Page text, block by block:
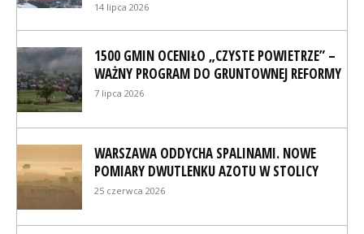
14 lipca 2026
1500 GMIN OCENIŁO „CZYSTE POWIETRZE” –
WAŻNY PROGRAM DO GRUNTOWNEJ REFORMY
7 lipca 2026
WARSZAWA ODDYCHA SPALINAMI. NOWE
POMIARY DWUTLENKU AZOTU W STOLICY
25 czerwca 2026